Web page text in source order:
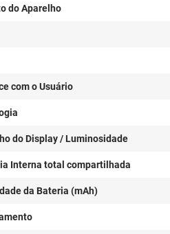
do Aparelho
com o Usuário
do Display / Luminosidade
Interna total compartilhada
da Bateria (mAh)